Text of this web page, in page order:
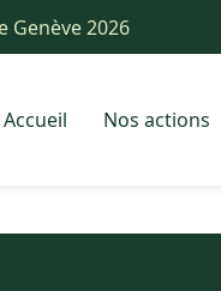
Genève 2026
Accueil Nos actions